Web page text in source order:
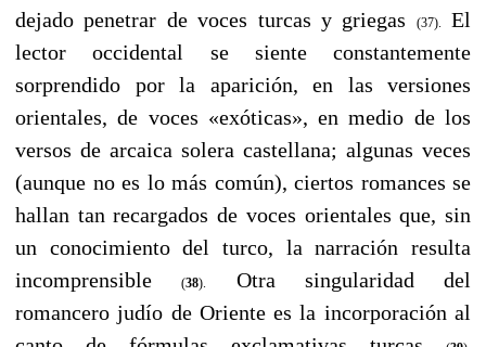
dejado penetrar de vοces turcas y griegas
(37).
El
lector occidental se siente constantemente
sorprendido por la aparición, en las versiones
orientales, de voces «exóticas», en medio de los
versos de arcaica solera castellana; algunas veces
(aunque no es lo más común), ciertos romances se
hallan tan recargados de voces orientales que, sin
un conocimiento del turco, la narración resulta
incomprensible(38).
Otra singularidad del
romancero judío de Oriente es la incorporación al